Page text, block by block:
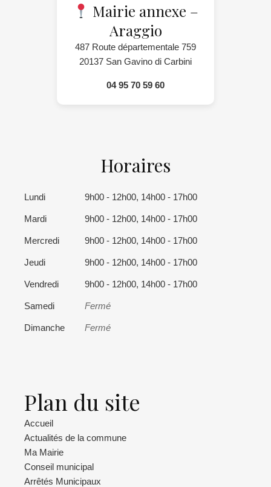
Mairie annexe –
Araggio
487 Route départementale 759
20137 San Gavino di Carbini
04 95 70 59 60
Horaires
Lundi 9h00 - 12h00, 14h00 - 17h00
Mardi 9h00 - 12h00, 14h00 - 17h00
Mercredi 9h00 - 12h00, 14h00 - 17h00
Jeudi 9h00 - 12h00, 14h00 - 17h00
Vendredi 9h00 - 12h00, 14h00 - 17h00
Samedi Fermé
Dimanche Fermé
Plan du site
Accueil
Actualités de la commune
Ma Mairie
Conseil municipal
Arrêtés Municipaux